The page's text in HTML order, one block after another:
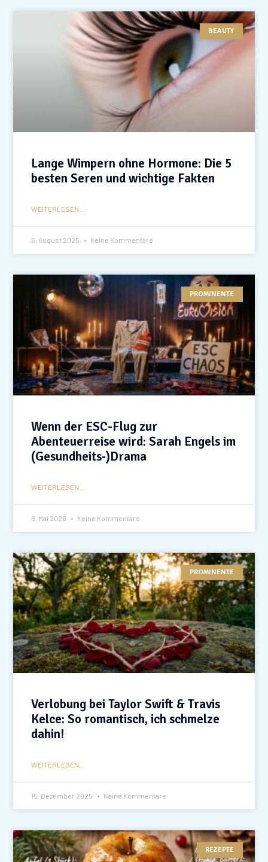
BEAUTY
Lange Wimpern ohne Hormone: Die 5
besten Seren und wichtige Fakten
WEITERLESEN...
6. August 2025 Keine Kommentare
PROMINENTE
Wenn der ESC-Flug zur
Abenteuerreise wird: Sarah Engels im
(Gesundheits‑)Drama
WEITERLESEN...
8. Mai 2026 Keine Kommentare
PROMINENTE
Verlobung bei Taylor Swift & Travis
Kelce: So romantisch, ich schmelze
dahin!
WEITERLESEN...
15. Dezember 2025 Keine Kommentare
REZEPTE